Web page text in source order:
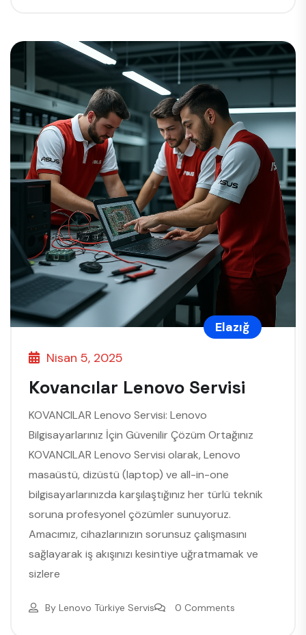
Elazığ
Nisan 5, 2025
Kovancılar Lenovo Servisi
KOVANCILAR Lenovo Servisi: Lenovo
Bilgisayarlarınız İçin Güvenilir Çözüm Ortağınız
KOVANCILAR Lenovo Servisi olarak, Lenovo
masaüstü, dizüstü (laptop) ve all-in-one
bilgisayarlarınızda karşılaştığınız her türlü teknik
soruna profesyonel çözümler sunuyoruz.
Amacımız, cihazlarınızın sorunsuz çalışmasını
sağlayarak iş akışınızı kesintiye uğratmamak ve
sizlere
By Lenovo Türkiye Servis 0 Comments